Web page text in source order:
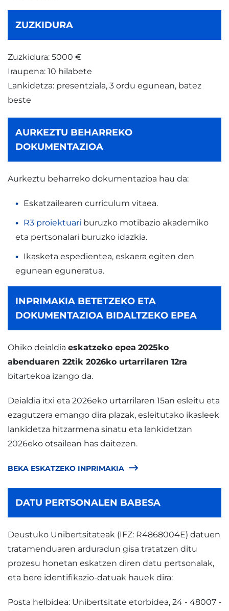
ZUZKIDURA
Zuzkidura: 5000 €
Iraupena: 10 hilabete
Lankidetza: presentziala, 3 ordu egunean, batez
beste
AURKEZTU BEHARREKO
DOKUMENTAZIOA
Aurkeztu beharreko dokumentazioa hau da:
Eskatzailearen curriculum vitaea.
R3 proiektuari buruzko motibazio akademiko
eta pertsonalari buruzko idazkia.
Ikasketa espedientea, eskaera egiten den
egunean eguneratua.
INPRIMAKIA BETETZEKO ETA
DOKUMENTAZIOA BIDALTZEKO EPEA
Ohiko deialdia eskatzeko epea 2025ko
abenduaren 22tik 2026ko urtarrilaren 12ra
bitartekoa izango da.
Deialdia itxi eta 2026eko urtarrilaren 15an esleitu eta
ezagutzera emango dira plazak, esleitutako ikasleek
lankidetza hitzarmena sinatu eta lankidetzan
2026eko otsailean has daitezen.
BEKA ESKATZEKO INPRIMAKIA
DATU PERTSONALEN BABESA
Deustuko Unibertsitateak (IFZ: R4868004E) datuen
tratamenduaren arduradun gisa tratatzen ditu
prozesu honetan eskatzen diren datu pertsonalak,
eta bere identifikazio-datuak hauek dira:
Posta helbidea: Unibertsitate etorbidea, 24 - 48007 -